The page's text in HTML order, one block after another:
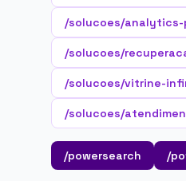
/solucoes/
/solucoes/
/solucoes/vitrine-
/solucoes/
/powersearch /